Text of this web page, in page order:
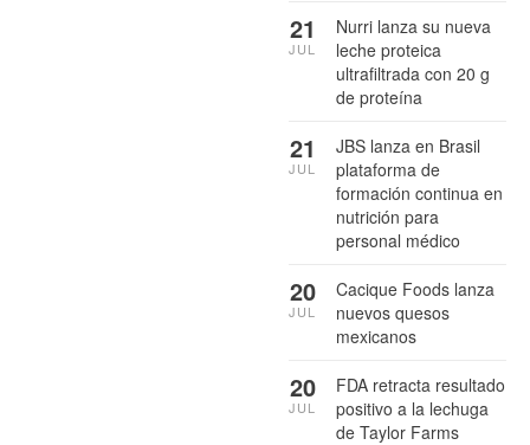
Nurri lanza su nueva
leche proteica
ultrafiltrada con 20 g
de proteína
21
JUL
JBS lanza en Brasil
plataforma de
formación continua en
nutrición para
personal médico
21
JUL
Cacique Foods lanza
nuevos quesos
mexicanos
20
JUL
FDA retracta resultado
positivo a la lechuga
de Taylor Farms
20
JUL